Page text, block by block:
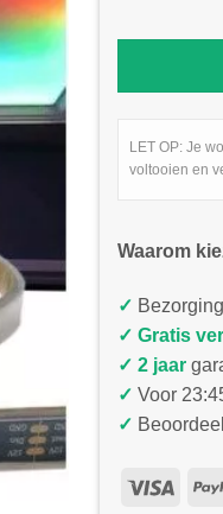
LET OP: Je
voltooien en
Waarom
✓
✓ Gratis
✓ 2 jaar
✓ Voor
✓